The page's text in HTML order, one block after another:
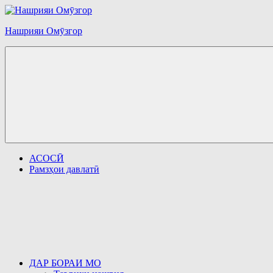
Перейти
содержимому
Нашрияи Омӯзгор
АСОСӢ
Рамзҳои давлатӣ
ДАР БОРАИ МО